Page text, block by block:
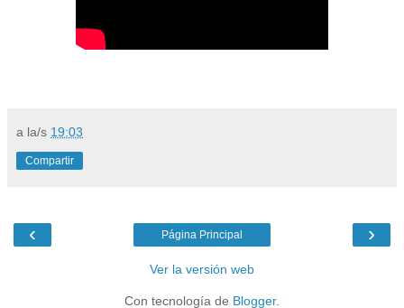
a la/s 19:03
Compartir
‹ ›
Página Principal
Ver la versión web
Con tecnología de Blogger.